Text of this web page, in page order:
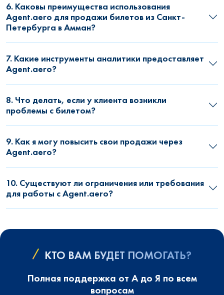
6. Каковы преимущества использования
Agent.aero для продажи билетов из Санкт-
Петербурга в Амман?
7. Какие инструменты аналитики предоставляет
Agent.aero?
8. Что делать, если у клиента возникли
проблемы с билетом?
9. Как я могу повысить свои продажи через
Agent.aero?
10. Существуют ли ограничения или требования
для работы с Agent.aero?
КТО ВАМ БУДЕТ ПОМОГАТЬ?
Полная поддержка от А до Я по всем
вопросам